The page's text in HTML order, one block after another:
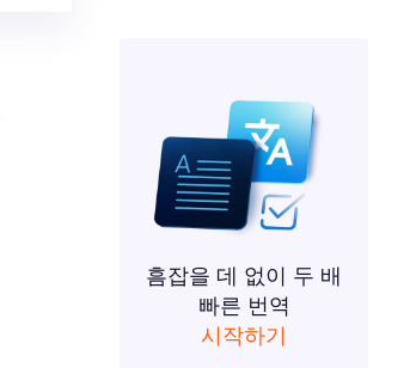
흠잡을 데 없이 두 배
빠른 번역
시작하기